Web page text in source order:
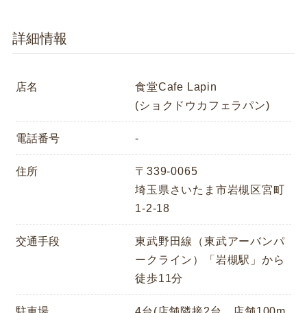
詳細情報
店名
食堂Cafe Lapin
(ショクドウカフェラパン)
電話番号 -
住所
〒339-0065
埼玉県さいたま市岩槻区宮町
1-2-18
交通手段
東武野田線（東武アーバンパ
ークライン）「岩槻駅」から
徒歩11分